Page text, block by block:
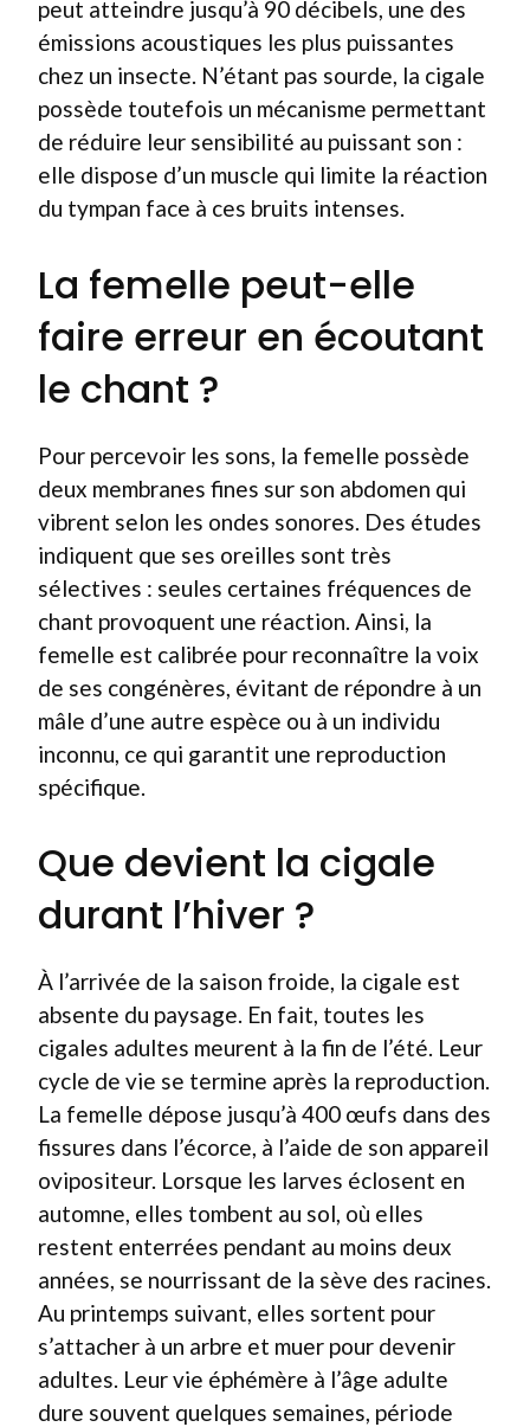
peut atteindre jusqu’à 90 décibels, une des
émissions acoustiques les plus puissantes
chez un insecte. N’étant pas sourde, la cigale
possède toutefois un mécanisme permettant
de réduire leur sensibilité au puissant son :
elle dispose d’un muscle qui limite la réaction
du tympan face à ces bruits intenses.
La femelle peut-elle
faire erreur en écoutant
le chant ?
Pour percevoir les sons, la femelle possède
deux membranes fines sur son abdomen qui
vibrent selon les ondes sonores. Des études
indiquent que ses oreilles sont très
sélectives : seules certaines fréquences de
chant provoquent une réaction. Ainsi, la
femelle est calibrée pour reconnaître la voix
de ses congénères, évitant de répondre à un
mâle d’une autre espèce ou à un individu
inconnu, ce qui garantit une reproduction
spécifique.
Que devient la cigale
durant l’hiver ?
À l’arrivée de la saison froide, la cigale est
absente du paysage. En fait, toutes les
cigales adultes meurent à la fin de l’été. Leur
cycle de vie se termine après la reproduction.
La femelle dépose jusqu’à 400 œufs dans des
fissures dans l’écorce, à l’aide de son appareil
ovipositeur. Lorsque les larves éclosent en
automne, elles tombent au sol, où elles
restent enterrées pendant au moins deux
années, se nourrissant de la sève des racines.
Au printemps suivant, elles sortent pour
s’attacher à un arbre et muer pour devenir
adultes. Leur vie éphémère à l’âge adulte
dure souvent quelques semaines, période